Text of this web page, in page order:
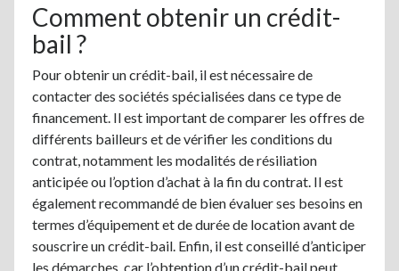
Comment obtenir un crédit-
bail ?
Pour obtenir un crédit-bail, il est nécessaire de
contacter des sociétés spécialisées dans ce type de
financement. Il est important de comparer les offres de
différents bailleurs et de vérifier les conditions du
contrat, notamment les modalités de résiliation
anticipée ou l’option d’achat à la fin du contrat. Il est
également recommandé de bien évaluer ses besoins en
termes d’équipement et de durée de location avant de
souscrire un crédit-bail. Enfin, il est conseillé d’anticiper
les démarches, car l’obtention d’un crédit-bail peut